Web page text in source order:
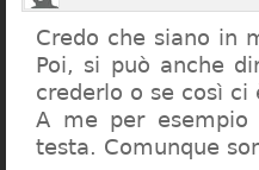
Credo che siano in
Poi, si può anche
crederlo o se così
A me per
testa. Comunque